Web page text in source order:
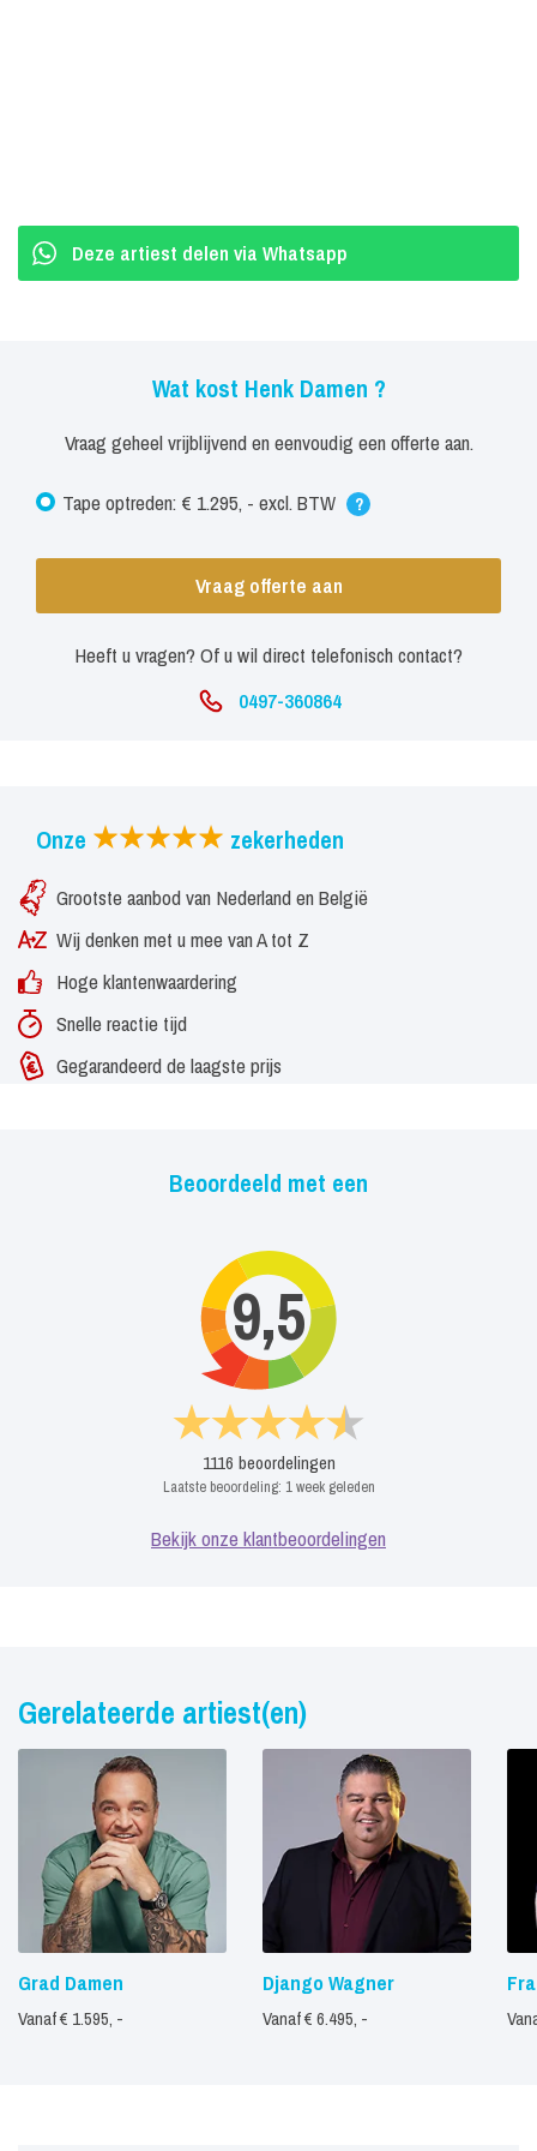
Deze artiest delen via Whatsapp
Wat kost Henk Damen ?
Vraag geheel vrijblijvend en eenvoudig een offerte aan.
Tape optreden: € 1.295, - excl. BTW ?
Vraag offerte aan
Heeft u vragen? Of u wil direct telefonisch contact?
0497-360864
Onze zekerheden
Grootste aanbod van Nederland en België
Wij denken met u mee van A tot Z
Hoge klantenwaardering
Snelle reactie tijd
Gegarandeerd de laagste prijs
Beoordeeld met een
9,5
1116 beoordelingen
Laatste beoordeling: 1 week geleden
Bekijk onze klantbeoordelingen
Gerelateerde artiest(en)
Grad Damen
Vanaf € 1.595, -
Django Wagner
Vanaf € 6.495, -